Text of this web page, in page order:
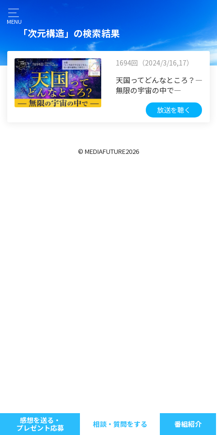
MENU
「次元構造」の検索結果
1694回（2024/3/16,17）
天国ってどんなところ？―
無限の宇宙の中で―
放送を聴く
© MEDIAFUTURE2026
感想を送る・
プレゼント応募
相談・質問をする 番組紹介